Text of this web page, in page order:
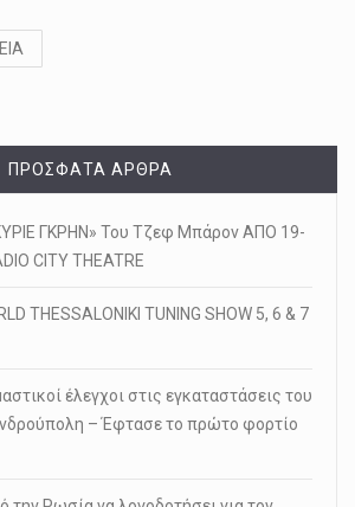
ΠΡΌΣΦΑΤΑ ΆΡΘΡΑ
ΓΚΡΗΝ» Του Τζεφ Μπάρον ΑΠΟ 19-
CITY THEATRE
THESSALONIKI TUNING SHOW 5, 6 & 7
έλεγχοι στις εγκαταστάσεις του
– Έφτασε το πρώτο φορτίο